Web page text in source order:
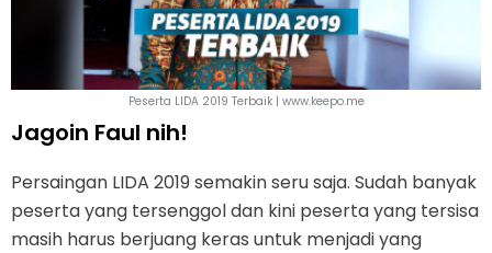
Peserta LIDA 2019 Terbaik | www.keepo.me
Jagoin Faul nih!
Persaingan LIDA 2019 semakin seru saja. Sudah banyak
peserta yang tersenggol dan kini peserta yang tersisa
masih harus berjuang keras untuk menjadi yang